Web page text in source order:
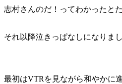
志村さんのだ！ってわかったと
それ以降泣きっぱなしになりまし
最初はVTRを見ながら和やかに